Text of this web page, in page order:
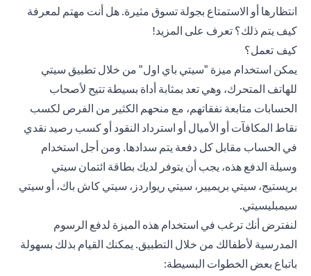
انتظارها أو الاستمتاع بجولة تسوق مثيرة. هل أنت مهتم لمعرفة
كيف يتم ذلك؟ تعرف على المزيد!
كيف تعمل؟
يمكن استخدام ميزة "سيتي باي اول" من خلال تطبيق سيتي
للهاتف المتحرك، وهي تعد بمثابة أداة بسيطة تتيح لأصحاب
الحسابات متابعة نفقاتهم، مع منحهم الكثير من الفرص لكسب
نقاط المكافآت أو الأميال أو استرداد النقود أو كسب رصيد نقدي
في الحساب مقابل كل دفعة يتم سدادها. ومن أجل استخدام
وسيلة الدفع هذه، يجب أن يتوفر لديك بطاقة ائتمان سيتي
بريستيج، سيتي بريميير، سيتي ريواردز، سيتي كاش باك، أو سيتي
سيمبليسيتي.
لنفترض أنك ترغب في استخدام هذه الميزة لدفع الرسوم
المدرسية لأطفالك من خلال التطبيق. يمكنك القيام بذلك بسهولة
باتباع بعض الخطوات البسيطة: